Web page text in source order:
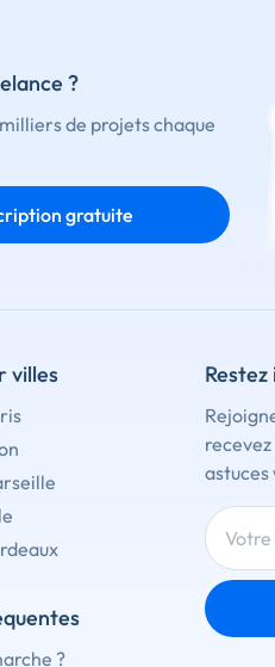
?
de projets chaque
gratuite
villes
?
astuces